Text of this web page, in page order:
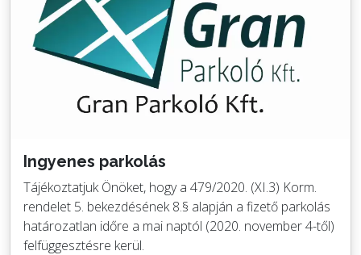
Ingyenes parkolás
Tájékoztatjuk Önöket, hogy a 479/2020. (XI.3) Korm.
rendelet 5. bekezdésének 8.§ alapján a fizető parkolás
határozatlan időre a mai naptól (2020. november 4-től)
felfüggesztésre kerül.